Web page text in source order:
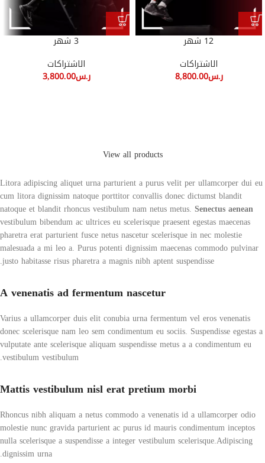
12 شهر
الاشتراكات
ر.س8,800.00
3 شهر
الاشتراكات
ر.س3,800.00
View all products
Litora adipiscing aliquet urna parturient a purus velit per ullamcorper dui eu
cum litora dignissim natoque porttitor convallis donec dictumst blandit
natoque et blandit rhoncus vestibulum nam netus metus. Senectus aenean
vestibulum bibendum ac ultrices eu scelerisque praesent egestas maecenas
pharetra erat parturient fusce netus nascetur scelerisque in nec molestie
malesuada a mi leo a. Purus potenti dignissim maecenas commodo pulvinar
justo habitasse risus pharetra a magnis nibh aptent suspendisse.
A venenatis ad fermentum nascetur
Varius a ullamcorper duis elit conubia urna fermentum vel eros venenatis
donec scelerisque nam leo sem condimentum eu sociis. Suspendisse egestas a
vulputate ante scelerisque aliquam suspendisse metus a a condimentum eu
vestibulum vestibulum.
Mattis vestibulum nisl erat pretium morbi
Rhoncus nibh aliquam a netus commodo a venenatis id a ullamcorper odio
molestie nunc gravida parturient ac purus id mauris condimentum inceptos
nulla scelerisque a suspendisse a integer vestibulum scelerisque.Adipiscing
dignissim urna.